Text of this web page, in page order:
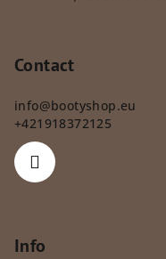
Contact
info@bootyshop.eu
+421918372125
Info